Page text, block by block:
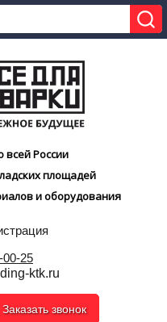
всей России
площадей
и оборудования
00-25
ktk.ru
Заказать звонок